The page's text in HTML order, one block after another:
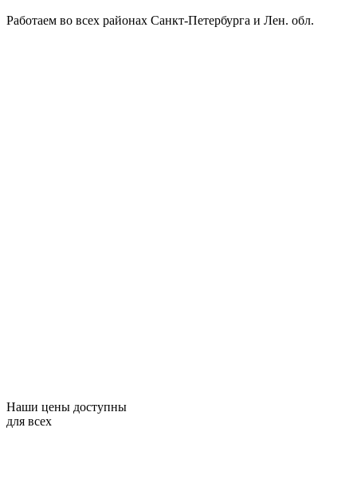
Работаем во всех районах Санкт-Петербурга и Лен. обл.
Наши цены доступны
для всех